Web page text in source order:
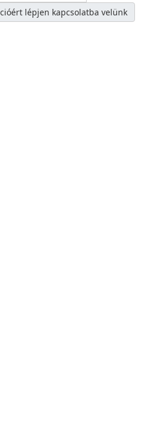
lépjen kapcsolatba velünk